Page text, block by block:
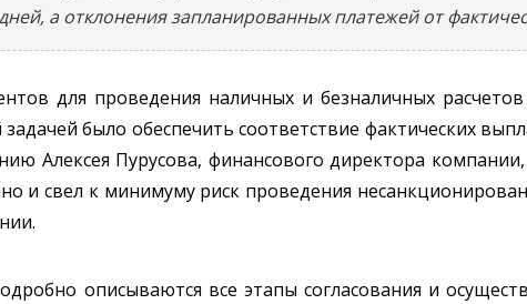
а отклонения запланированных платежей от
для проведения наличных и безналичных расчетов
было обеспечить соответствие фактических
Алексея Пурусова, финансового директора
и свел к минимуму риск проведения
описываются все этапы согласования и